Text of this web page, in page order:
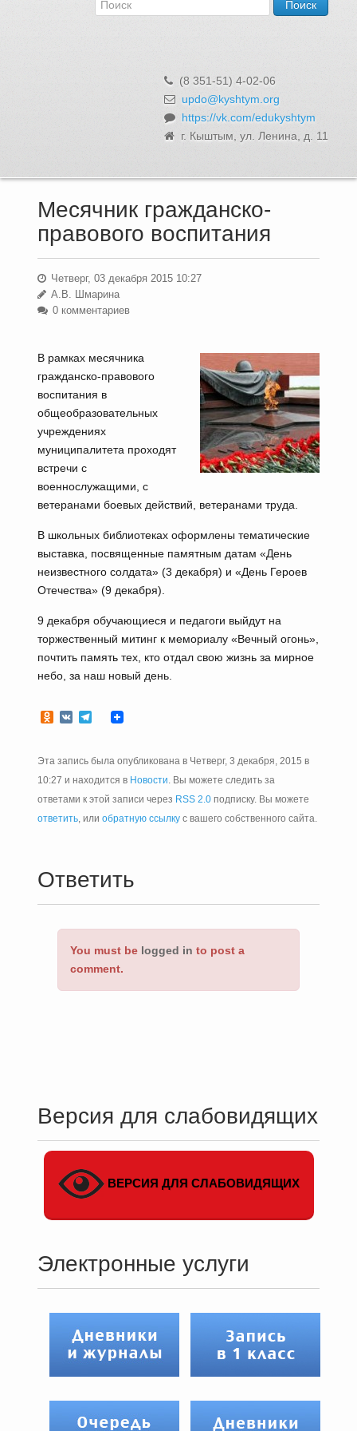
(8 351-51) 4-02-06
updo@kyshtym.org
https://vk.com/edukyshtym
г. Кыштым, ул. Ленина, д. 11
Об Управлении
Муниципальная служба и вакансии
Информационные системы, реестры и банки данных
Закупки для муниципальных нужд
Использование бюджетных средств
Месячник гражданско-
правового воспитания
Четверг, 03 декабря 2015 10:27
А.В. Шмарина
0 комментариев
В рамках месячника
гражданско-правового
воспитания в
общеобразовательных
учреждениях
муниципалитета проходят
встречи с
военнослужащими, с
ветеранами боевых действий, ветеранами труда.
В школьных библиотеках оформлены тематические
выставка, посвященные памятным датам «День
неизвестного солдата» (3 декабря) и «День Героев
Отечества» (9 декабря).
9 декабря обучающиеся и педагоги выйдут на
торжественный митинг к мемориалу «Вечный огонь»,
почтить память тех, кто отдал свою жизнь за мирное
небо, за наш новый день.
Odnoklassniki
VKTelegram
Эта запись была опубликована в Четверг, 3 декабря, 2015 в
10:27 и находится в Новости. Вы можете следить за
ответами к этой записи через RSS 2.0подписку. Вы можете
ответить, или обратную ссылкус вашего собственного сайта.
Ответить
You must be logged in to post a
comment.
Версия для слабовидящих
ВЕРСИЯ ДЛЯ СЛАБОВИДЯЩИХ
Электронные услуги